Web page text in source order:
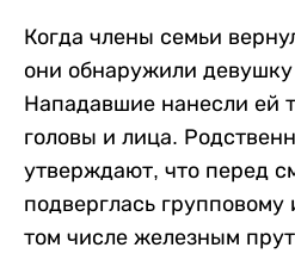
Когда члены семьи
они обнаружили
Нападавшие нанесли ей
головы и лица.
утверждают, что перед
подверглась
том числе железным